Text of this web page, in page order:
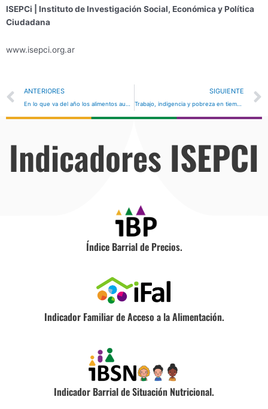
ISEPCi | Instituto de Investigación Social, Económica y Política
Ciudadana
www.isepci.org.ar
Prev
ANTERIORES SIGUIENTE
Trabajo, indigencia y pobreza en tiempos de Macri
Indicadores ISEPCI
Índice Barrial de Precios.
Indicador Familiar de Acceso a la Alimentación.
Indicador Barrial de Situación Nutricional.